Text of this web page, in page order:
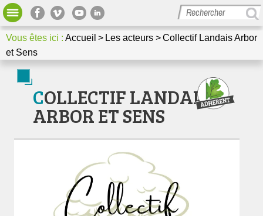
Votre espace Bibliothèque
GRAINE Nouvelle-Aquitaine
Media / Presse
Nous contacter
Vous êtes ici : Accueil Les acteurs
Collectif Landais Arbor
et Sens
COLLECTIF LANDAIS
ARBOR ET SENS